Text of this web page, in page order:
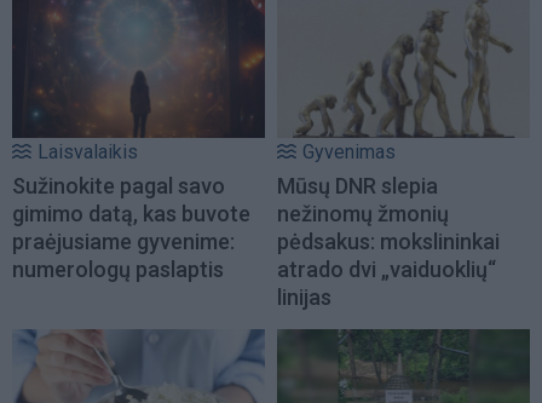
Laisvalaikis
Sužinokite pagal savo
gimimo datą, kas buvote
praėjusiame gyvenime:
numerologų paslaptis
Gyvenimas
Mūsų DNR slepia
nežinomų žmonių
pėdsakus: mokslininkai
atrado dvi „vaiduoklių“
linijas